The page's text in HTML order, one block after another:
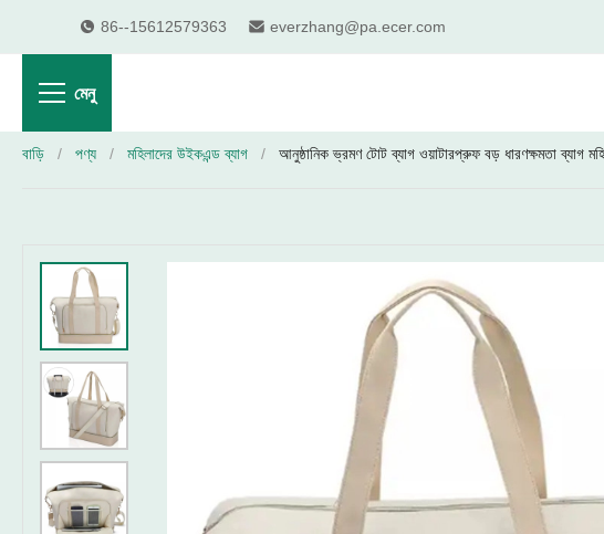
86--15612579363 everzhang@pa.ecer.com
মেনু
বাড়ি / পণ্য / মহিলাদের উইকএন্ড ব্যাগ / আনুষ্ঠানিক ভ্রমণ টোট ব্যাগ ওয়াটারপ্রুফ বড় ধারণক্ষমতা ব্যাগ